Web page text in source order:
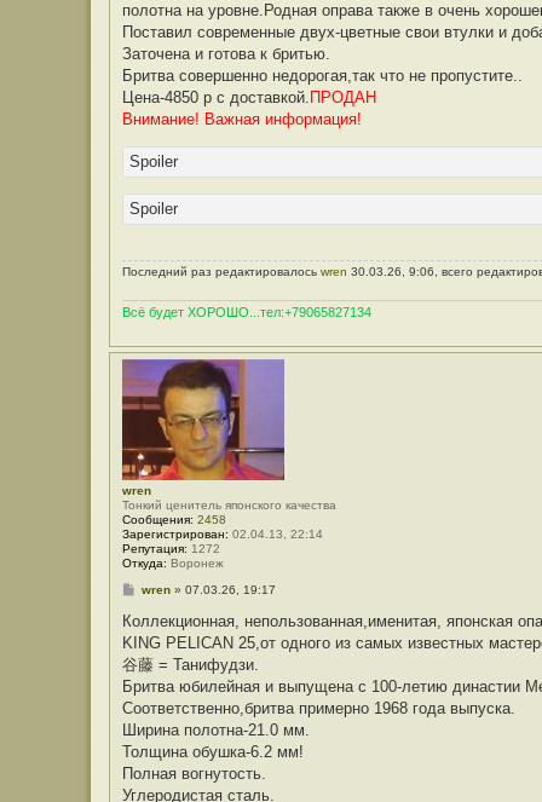
полотна на уровне.Родная оправа также в очень
Поставил современные двух-цветные свои втулки и
Заточена и готова к бритью.
Бритва совершенно недорогая,так что не пропустите..
Цена-4850 р с доставкой. ПРОДАН
Внимание! Важная информация!
Spoiler
Spoiler
Последний раз редактировалось wren 30.03.26, 9:06, всего
Всё будет ХОРОШО...тел:+79065827134
wren
Тонкий ценитель японского качества
Сообщения: 2458
Зарегистрирован: 02.04.13, 22:14
Репутация: 1272
Откуда: Воронеж
С
о
щ
е
н
и
е
wren» 07.03.26, 19:17
Коллекционная, непользованная,именитая, японская
KING PELICAN 25,от одного из самых известных
谷藤 = Танифудзи.
Бритва юбилейная и выпущена с 100-летию династии
Соответственно,бритва примерно 1968 года выпуска.
Ширина полотна-21.0 мм.
Толщина обушка-6.2 мм!
Полная вогнутость.
Углеродистая сталь.